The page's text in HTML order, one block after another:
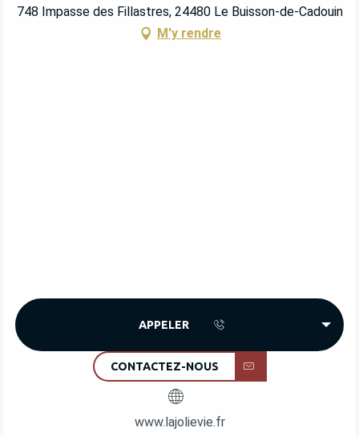
748 Impasse des Fillastres, 24480 Le Buisson-de-Cadouin
M'y rendre
APPELER
CONTACTEZ-NOUS
www.lajolievie.fr